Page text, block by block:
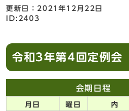
更新日：2021年12月22日
ID:2403
令和3年第4回定例会
会期日程
月日 曜日